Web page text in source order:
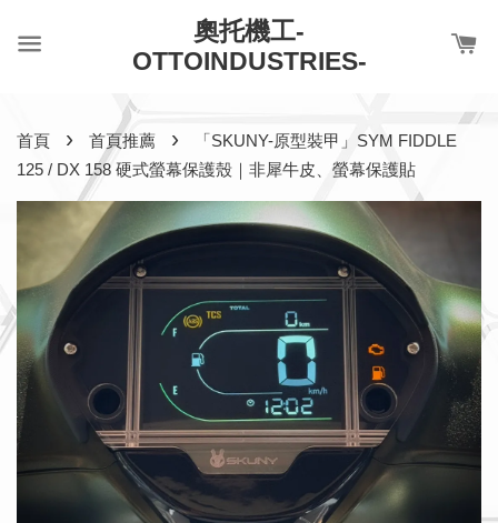
奧托機工-
OTTOINDUSTRIES-
首頁 › 首頁推薦 ›
「SKUNY-原型裝甲」SYM FIDDLE
125 / DX 158 硬式螢幕保護殼｜非犀牛皮、螢幕保護貼